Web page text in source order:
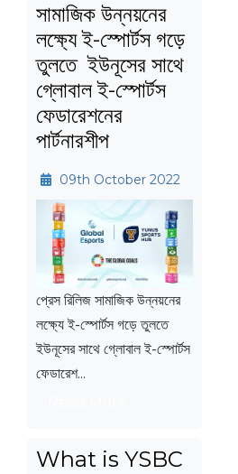
সামাজিক উন্নয়নের
লক্ষ্যে ই-স্পোর্টস গড়ে
তুলতে ইউনূসের সাথে
গ্লোবাল ই-স্পোর্টস
ফেডারেশনের
পার্টনারশীপ
09th October 2022
প্রেস রিলিজ সামাজিক উন্নয়নের
লক্ষ্যে ই-স্পোর্টস গড়ে তুলতে
ইউনূসের সাথে গ্লোবাল ই-স্পোর্টস
ফেডারেশ...
What is YSBC